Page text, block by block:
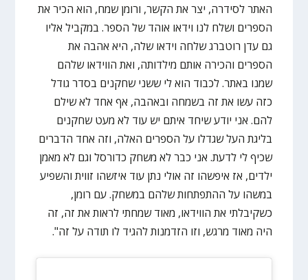
האתר לסידרה, יצר את הקשר, ורומן שמח, הוא הכיר את
הספרים ושלח לנו וידאו אוהד של הספר. במקביל אליו
גם עדן רוטברג שלחה וידאו שלה, היא אהבה את
הספרים והכירה אותם מילדותה, ואת הווידאו שלהם
שמנו באתר. לכבוד הוא לי ששני שחקנים בסדר גודל
כזה עשו את זה בשמחה ובאהבה, אף אחד לא שילם
להם. אני יודע שיחד איתם יש עוד לא מעט שחקנים
בליגת העל שגדלו על הספרים האלה, וזה אחד הדברים
שכיף לי לדעת. אני כבר לא משחק כדורסל וגם לא מאמן
ילדים, אז איפשהו זה אולי נתן עוד איזשהו זווית והשפיע
במשהו על ההתפתחות שלהם במשחק. עם רומן,
כשקיבלתי את הווידאו, מאוד שמחתי לראות את זה, זה
היה מאוד מרגש, וזו הזדמנות להגיד לו תודה על זה".